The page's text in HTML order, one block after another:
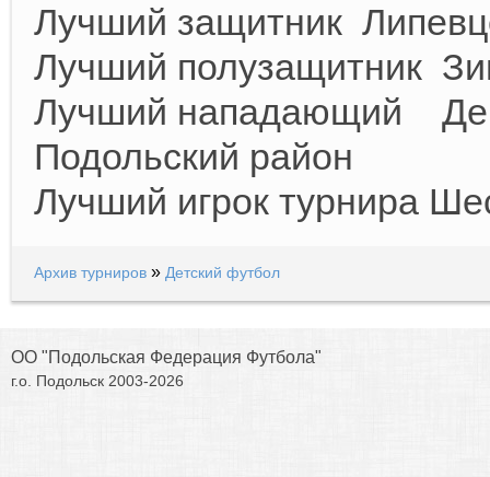
Лучший защитник
Лучший полузащитник
Лучший нападающий
Подольский район
Лучший игрок турнира
Архив турниров » Детский футбол
ОО "Подольская Федерация Футбола"
г.о. Подольск 2003-2026